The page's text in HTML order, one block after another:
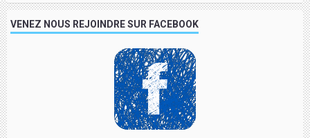
VENEZ NOUS REJOINDRE SUR FACEBOOK